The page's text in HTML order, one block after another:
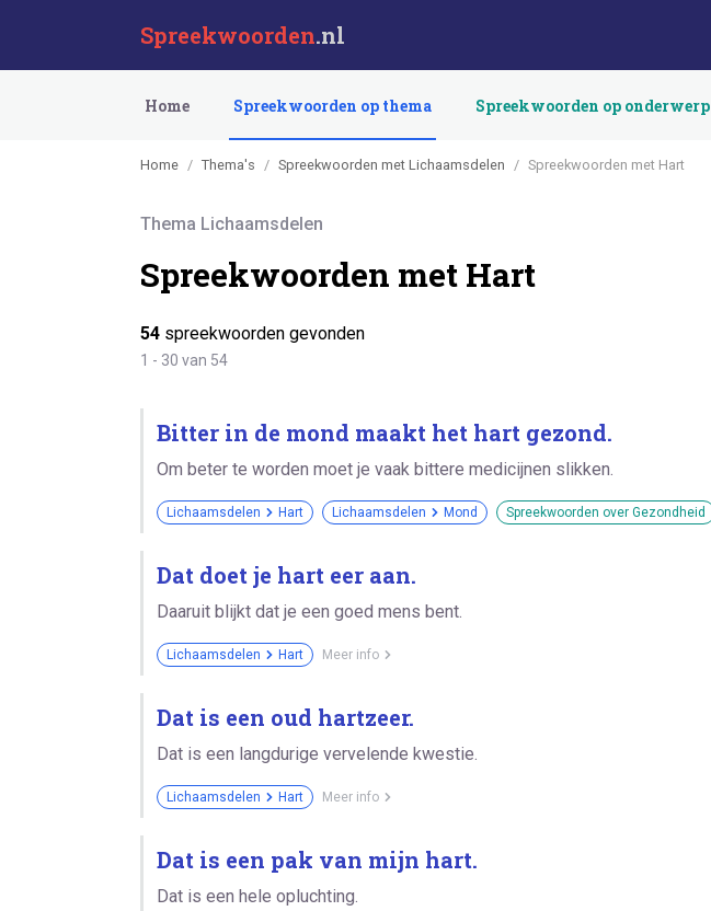
Spreekwoorden.nl
Home Spreekwoorden op thema Spreekwoorden op onderwerp
Home Thema's Spreekwoorden met Lichaamsdelen Spreekwoorden met Hart
Thema Lichaamsdelen
Spreekwoorden met Hart
54 spreekwoorden gevonden
1 - 30 van 54
Bitter in de mond maakt het hart gezond.
Om beter te worden moet je vaak bittere medicijnen slikken.
Lichaamsdelen Hart Lichaamsdelen Mond Spreekwoorden over Gezondheid
Dat doet je hart eer aan.
Daaruit blijkt dat je een goed mens bent.
Lichaamsdelen Hart Meer info
Dat is een oud hartzeer.
Dat is een langdurige vervelende kwestie.
Lichaamsdelen Hart Meer info
Dat is een pak van mijn hart.
Dat is een hele opluchting.